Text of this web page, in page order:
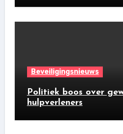
Beveiligingsnieuws
Politiek boos over
hulpverleners